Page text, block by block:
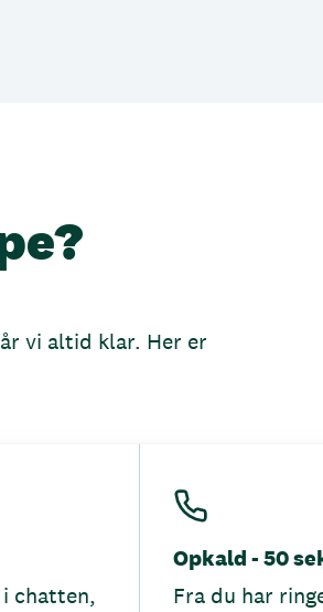
vi altid klar. Her er
chatten,
Opkald - 50
Fra du har